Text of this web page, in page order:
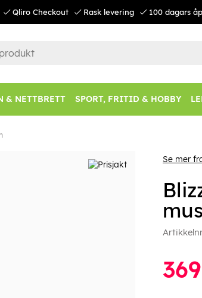
Qliro Checkout Rask levering 100 dagars
& NETTBRETT SPORT, FRITID & HOBBY
Se mer
369